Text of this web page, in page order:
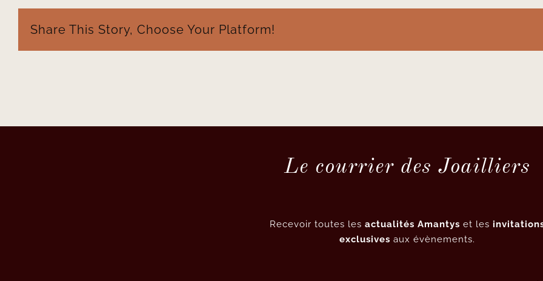
Share This Story, Choose Your Platform!
Le courrier des Joailliers
Recevoir toutes les actualités Amantys et les
exclusives aux évènements.